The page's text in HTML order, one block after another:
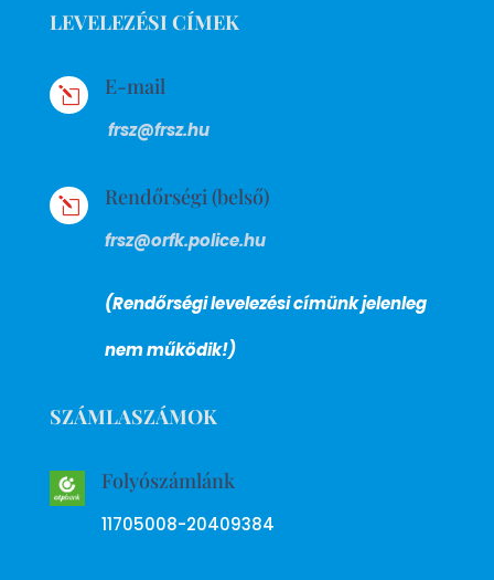
LEVELEZÉSI CÍMEK
l E-mail
frsz@frsz.hu
l Rendőrségi (belső)
frsz@orfk.police.hu
(Rendőrségi levelezési címünk jelenleg
nem működik!)
SZÁMLASZÁMOK
Folyószámlánk
11705008-20409384